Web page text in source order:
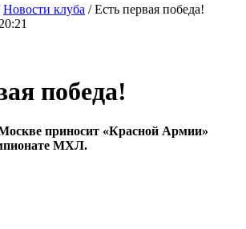
Новости клуба /Есть первая победа!
победа!
приносит «Красной Армии»
МХЛ.